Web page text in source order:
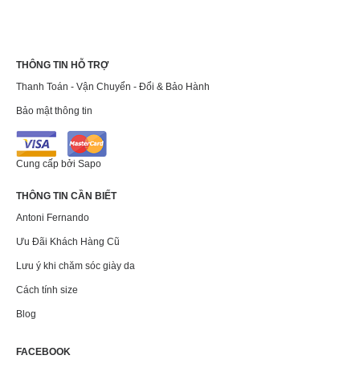
THÔNG TIN HỖ TRỢ
Thanh Toán - Vận Chuyển - Đổi & Bảo Hành
Bảo mật thông tin
Cung cấp bởi Sapo
THÔNG TIN CẦN BIẾT
Antoni Fernando
Ưu Đãi Khách Hàng Cũ
Lưu ý khi chăm sóc giày da
Cách tính size
Blog
FACEBOOK